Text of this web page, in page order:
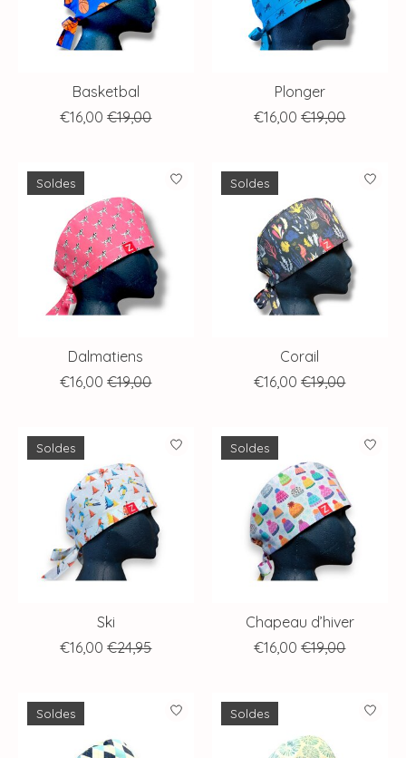
Basketbal
€16,00 €19,00
Plonger
€16,00 €19,00
Soldes
Dalmatiens
€16,00 €19,00
Soldes
Corail
€16,00 €19,00
Soldes
Ski
€16,00 €24,95
Soldes
Chapeau d’hiver
€16,00 €19,00
Soldes Soldes